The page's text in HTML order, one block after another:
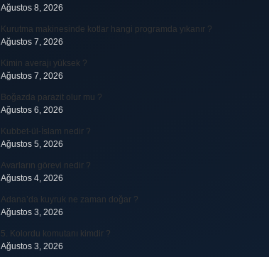
Ağustos 8, 2026
Kurutma makinesinde kotlar hangi programda yıkanır ?
Ağustos 7, 2026
Kimin averajı yüksek ?
Ağustos 7, 2026
Boğazda parazit olur mu ?
Ağustos 6, 2026
Kubbet-ül-İslam nedir ?
Ağustos 5, 2026
Avarların görevi nedir ?
Ağustos 4, 2026
Adana’da kuyruk ne zaman doğar ?
Ağustos 3, 2026
5. Kolordu komutanı kimdir ?
Ağustos 3, 2026